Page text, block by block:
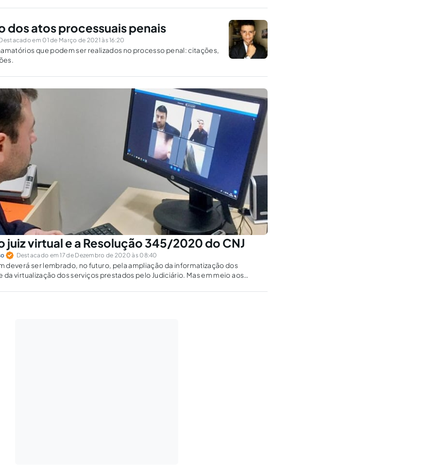
dos atos processuais penais
em 01 de Março de 2021 às 16:20
que podem ser realizados no processo penal: citações,
juiz virtual e a Resolução 345/2020 do CNJ
Destacado em 17 de Dezembro de 2020 às 08:40
deverá ser lembrado, no futuro, pela ampliação da informatização dos
da virtualização dos serviços prestados pelo Judiciário. Mas em meio aos